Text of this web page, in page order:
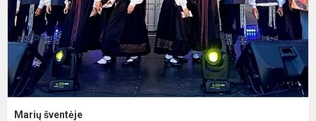
Marių šventėje